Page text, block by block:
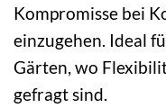
Kompromisse bei
einzugehen. Ideal
Gärten, wo
gefragt sind.